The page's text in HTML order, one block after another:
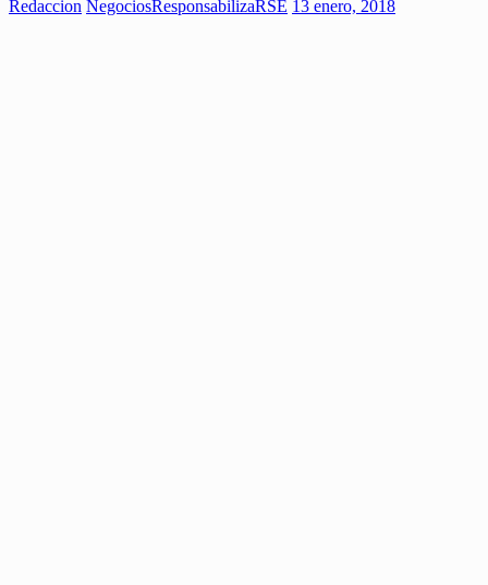
Redaccion NegociosResponsabilizaRSE 13 enero, 2018